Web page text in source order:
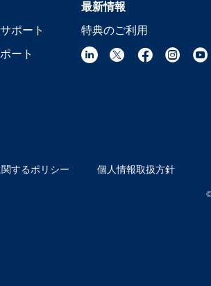
ポート
ート
最新情報
特典のご利用
関するポリシー 個人情報取扱方針